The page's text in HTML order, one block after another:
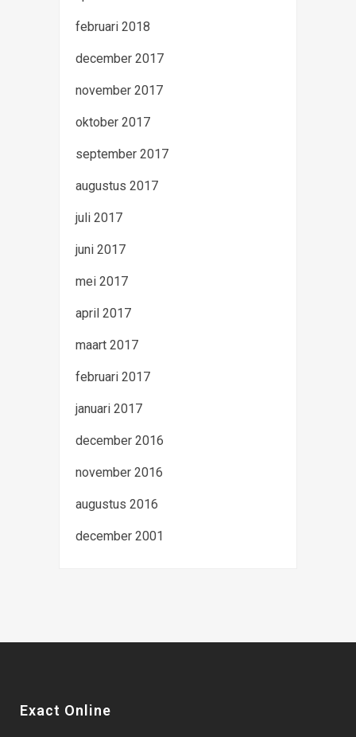
februari 2018
december 2017
november 2017
oktober 2017
september 2017
augustus 2017
juli 2017
juni 2017
mei 2017
april 2017
maart 2017
februari 2017
januari 2017
december 2016
november 2016
augustus 2016
december 2001
Exact Online